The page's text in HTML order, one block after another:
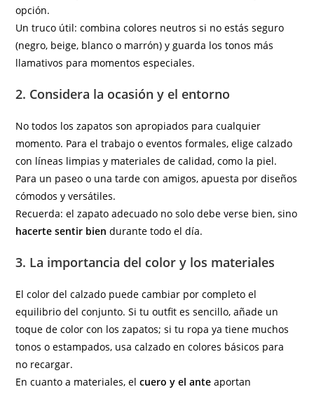
opción.
Un truco útil: combina colores neutros si no estás seguro
(negro, beige, blanco o marrón) y guarda los tonos más
llamativos para momentos especiales.
2. Considera la ocasión y el entorno
No todos los zapatos son apropiados para cualquier
momento. Para el trabajo o eventos formales, elige calzado
con líneas limpias y materiales de calidad, como la piel.
Para un paseo o una tarde con amigos, apuesta por diseños
cómodos y versátiles.
Recuerda: el zapato adecuado no solo debe verse bien, sino
hacerte sentir bien durante todo el día.
3. La importancia del color y los materiales
El color del calzado puede cambiar por completo el
equilibrio del conjunto. Si tu outfit es sencillo, añade un
toque de color con los zapatos; si tu ropa ya tiene muchos
tonos o estampados, usa calzado en colores básicos para
no recargar.
En cuanto a materiales, elcuero y el ante aportan